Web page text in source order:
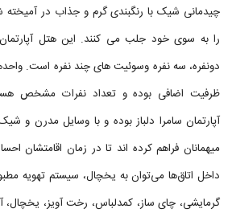
چیدمانی شیک با رنگبندی گرم و جذاب در
را به سوی خود جلب می کنند. این هتل
دونفره، سه نفره وسوئیت های چند نفره است.
ظرفیت اضافی بوده و تعداد نفرات مشخص
آپارتمان سامرا دلباز بوده و با وسایل مدرن و
میهمانان فراهم کرده اند تا در زمان اقامتشان
داخل اتاق‌ها می‌توان به یخچال، سیستم تهویه
گرمایشی، چای ساز، کمدلباس، رخت آویز، یخچال،